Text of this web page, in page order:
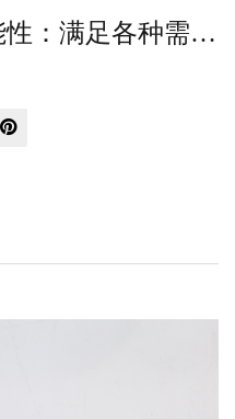
纸质食品碗的多功能性：满足各种需求的设计和功能